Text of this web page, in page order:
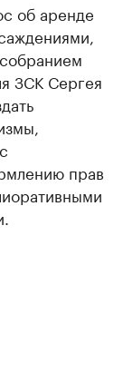
об аренде
ЗСК Сергея
прав